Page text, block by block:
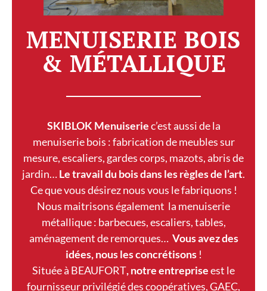
MENUISERIE BOIS
& MÉTALLIQUE
SKIBLOK Menuiseriec’est aussi de la
menuiserie bois : fabrication de meubles sur
mesure, escaliers, gardes corps, mazots, abris de
jardin…Le travail du bois dans les règles de l’art.
Ce que vous désirez nous vous le fabriquons !
Nous maitrisons également la menuiserie
métallique : barbecues, escaliers, tables,
aménagement de remorques… Vous avez des
idées, nous les concrétisons!
Située à BEAUFORT, notre entrepriseest le
fournisseur privilégié des coopératives, GAEC,